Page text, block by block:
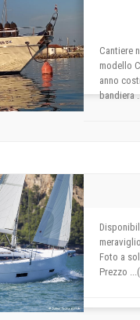
Cantiere
modello
anno
bandiera
Foto a
Prezzo